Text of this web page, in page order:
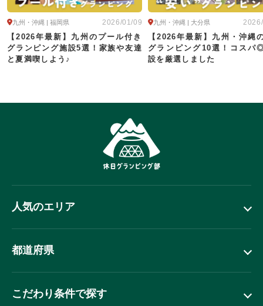
2026/01/09
九州・沖縄 | 福岡県
【2026年最新】九州のプール付き
グランピング施設5選！家族や友達
と夏満喫しよう♪
九州・沖縄 | 大分県
【2026年最新】九州・沖縄
グランピング10選！コスパ
設を厳選しました
人気のエリア
都道府県
こだわり条件で探す